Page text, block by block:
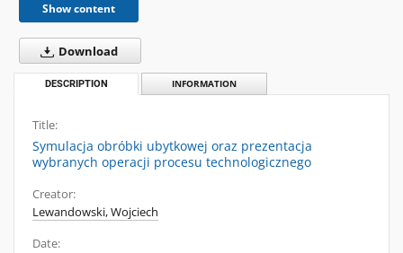
Show content
Download
DESCRIPTION INFORMATION
Title:
Symulacja obróbki ubytkowej oraz prezentacja
wybranych operacji procesu technologicznego
Creator:
Lewandowski, Wojciech
Date: